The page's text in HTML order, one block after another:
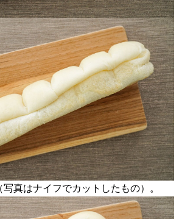
真はナイフでカットしたもの）。